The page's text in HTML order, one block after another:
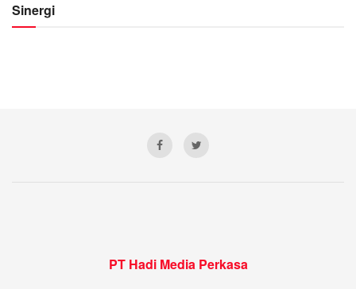
Sinergi
PT Hadi Media Perkasa